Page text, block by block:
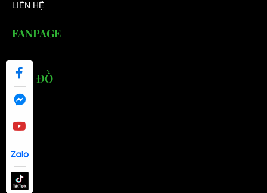
LIÊN HỆ
FANPAGE
BẢN ĐỒ